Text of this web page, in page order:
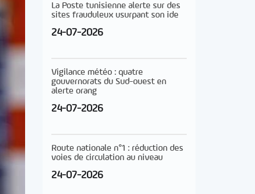
La Poste tunisienne alerte sur des
sites frauduleux usurpant son ide
24-07-2026
Vigilance météo : quatre
gouvernorats du Sud-ouest en
alerte orang
24-07-2026
Route nationale n°1 : réduction des
voies de circulation au niveau
24-07-2026